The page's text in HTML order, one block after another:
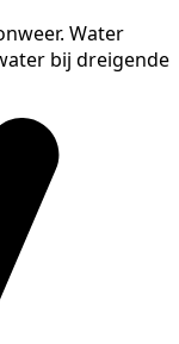
Water
bij dreigende